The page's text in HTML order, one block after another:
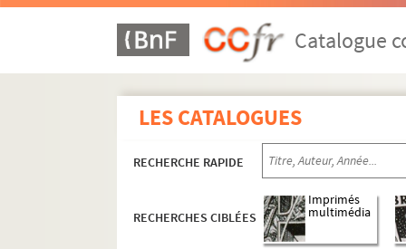
Catalogue
LES CATALOGUES
RECHERCHE RAPIDE
RECHERCHES CIBLÉES
Imprimés
multimédia